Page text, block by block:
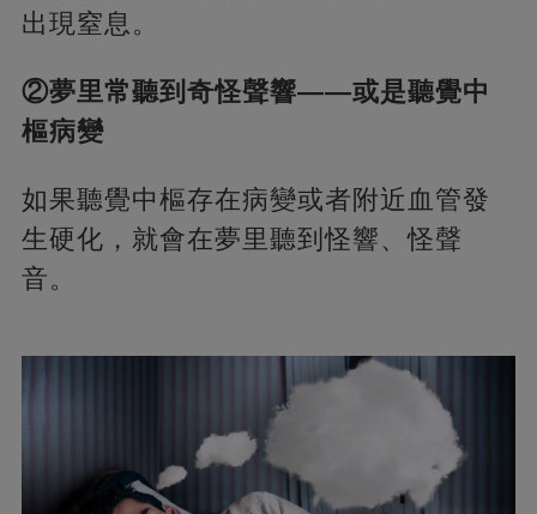
出現窒息。
②夢里常聽到奇怪聲響——或是聽覺中
樞病變
如果聽覺中樞存在病變或者附近血管發
生硬化，就會在夢里聽到怪響、怪聲
音。